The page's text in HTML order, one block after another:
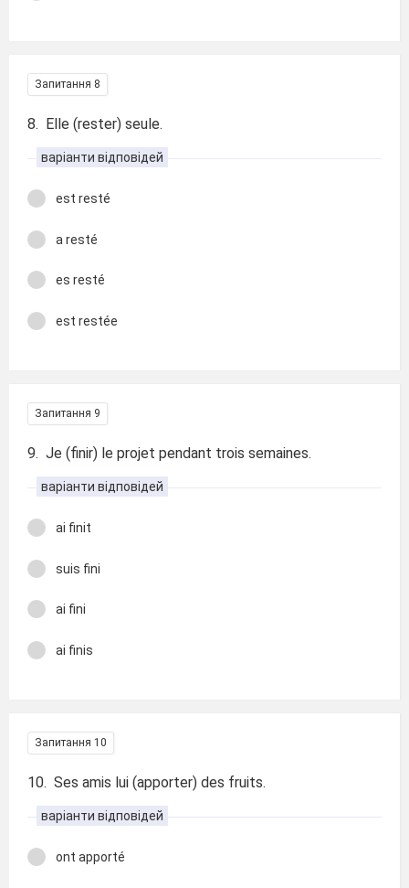
Запитання 8
8. Elle (rester) seule.
варіанти відповідей
est resté
a resté
es resté
est restée
Запитання 9
9. Je (finir) le projet pendant trois semaines.
варіанти відповідей
ai finit
suis fini
ai fini
ai finis
Запитання 10
10. Ses amis lui (apporter) des fruits.
варіанти відповідей
ont apporté